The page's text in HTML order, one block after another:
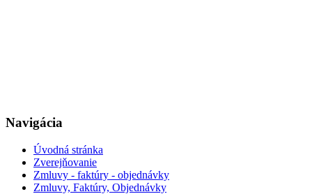
Navigácia
Úvodná stránka
Zverejňovanie
Zmluvy - faktúry - objednávky
Zmluvy, Faktúry, Objednávky